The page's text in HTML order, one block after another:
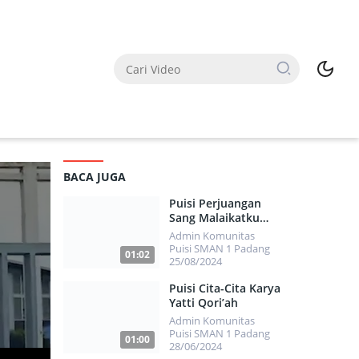
BACA JUGA
01:02
Puisi Perjuangan
Sang Malaikatku
Karya Herdi
Immanuel
Admin Komunitas
Puisi SMAN 1 Padang
25/08/2024
01:00
Puisi Cita-Cita Karya
Yatti Qori’ah
Admin Komunitas
Puisi SMAN 1 Padang
28/06/2024